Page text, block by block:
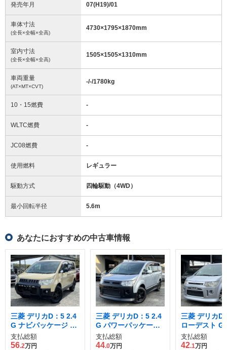
発売年月 07(H19)/01
車体寸法
(全長×全幅×全高)
4730×1795×1870mm
室内寸法
(全長×全幅×全高)
1505×1505×1310mm
車両重量
(AT×MT×CVT)
-/-/1780kg
10・15燃費 -
WLTC燃費 -
JC08燃費 -
使用燃料 レギュラー
駆動方式 四輪駆動（4WD）
最小回転半径 5.6m
あなたにおすすめの中古車情報
三菱 デリカD：5 2.4
G ナビパッケージ 4
WD
支払総額
56.2万円
三菱 デリカD：5 2.4
G パワーパッケージ
4WD
支払総額
44.0万円
三菱 デリカD
ローデスト G
アム カスタ
ッケージA
支払総額
42.1万円